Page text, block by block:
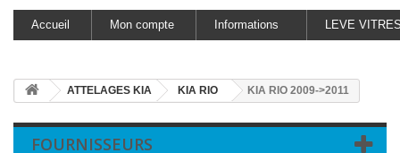
Accueil Mon compte Informations LEVE
ATTELAGES KIA KIA RIO KIA RIO 2009->2011
FOURNISSEURS